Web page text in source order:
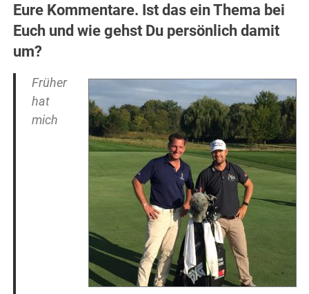
Eure Kommentare. Ist das ein Thema bei
Euch und wie gehst Du persönlich damit
um?
Früher
hat
mich